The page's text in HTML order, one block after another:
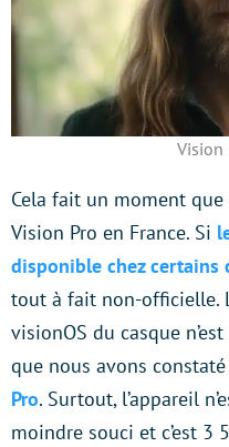
Vision
Cela fait un moment que
Vision Pro en France. Si
disponible chez certains
tout à fait non-officielle.
visionOS du casque
que nous avons
Pro. Surtout, l’appareil
moindre souci et c’est